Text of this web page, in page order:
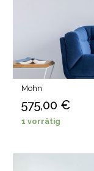
Mohn
575,00 €
1 vorrätig